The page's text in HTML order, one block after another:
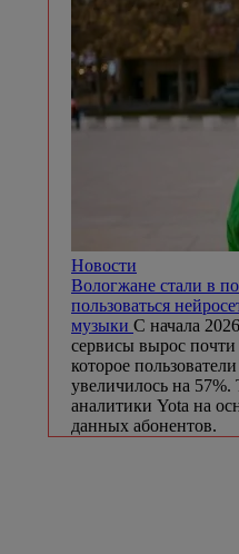
Новости
Вологжане стали в
пользоваться
музыки С начала
сервисы вырос почти
которое
увеличилось на
аналитики Yota на
данных абонентов.